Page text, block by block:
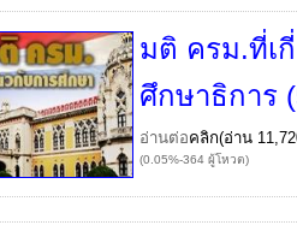
มติ ครม.ที่เ
ศึกษาธิการ
อ่านต่อคลิก(อ่าน
(0.05%-364 ผู้โหวต)